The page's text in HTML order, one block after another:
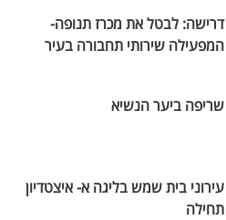
דרישה: לבטל את מכרז תנופה-
המפעילה שירותי תחבורה בעיר
שריפה ביער הנשיא
עירוני בית שמש בליגה א- איצטדיון
תחילה